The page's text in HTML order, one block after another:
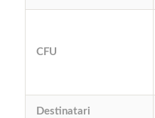
CFU
Destinatari